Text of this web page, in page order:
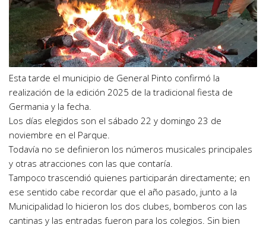
Esta tarde el municipio de General Pinto confirmó la
realización de la edición 2025 de la tradicional fiesta de
Germania y la fecha.
Los días elegidos son el sábado 22 y domingo 23 de
noviembre en el Parque.
Todavía no se definieron los números musicales principales
y otras atracciones con las que contaría.
Tampoco trascendió quienes participarán directamente; en
ese sentido cabe recordar que el año pasado, junto a la
Municipalidad lo hicieron los dos clubes, bomberos con las
cantinas y las entradas fueron para los colegios. Sin bien